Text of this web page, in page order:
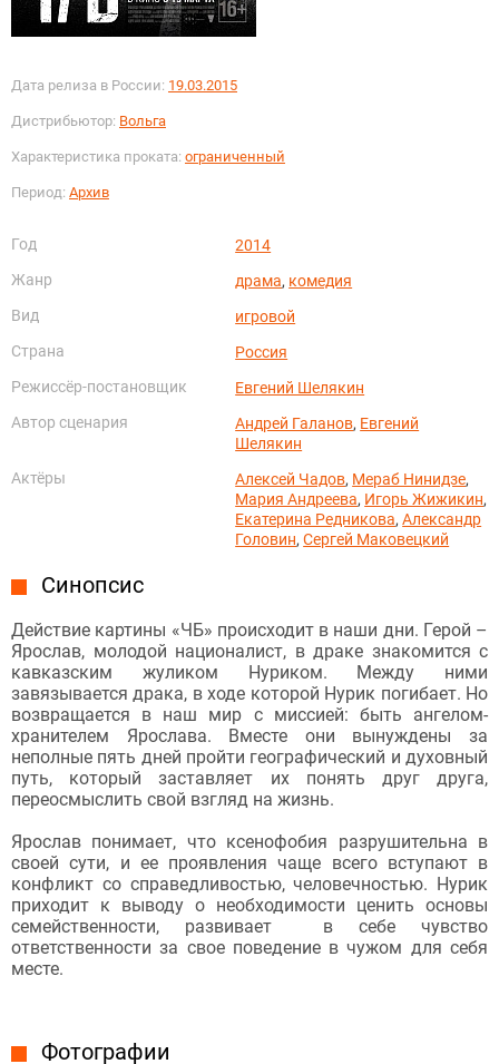
Дата релиза в России: 19.03.2015
Дистрибьютор: Вольга
Характеристика проката: ограниченный
Период: Архив
Год
2014
Жанр
драма, комедия
Вид
игровой
Страна
Россия
Режиссёр-постановщик
Евгений Шелякин
Автор сценария
Андрей Галанов, Евгений
Шелякин
Актёры
Алексей Чадов, Мераб Нинидзе,
Мария Андреева, Игорь Жижикин,
Екатерина Редникова,Александр
Головин,Сергей Маковецкий
Синопсис
Действие картины «ЧБ» происходит в наши дни. Герой –
Ярослав, молодой националист, в драке знакомится с
кавказским жуликом Нуриком. Между ними
завязывается драка, в ходе которой Нурик погибает. Но
возвращается в наш мир с миссией: быть ангелом-
хранителем Ярослава. Вместе они вынуждены за
неполные пять дней пройти географический и духовный
путь, который заставляет их понять друг друга,
переосмыслить свой взгляд на жизнь.
Ярослав понимает, что ксенофобия разрушительна в
своей сути, и ее проявления чаще всего вступают в
конфликт со справедливостью, человечностью. Нурик
приходит к выводу о необходимости ценить основы
семейственности, развивает в себе чувство
ответственности за свое поведение в чужом для себя
месте.
Фотографии